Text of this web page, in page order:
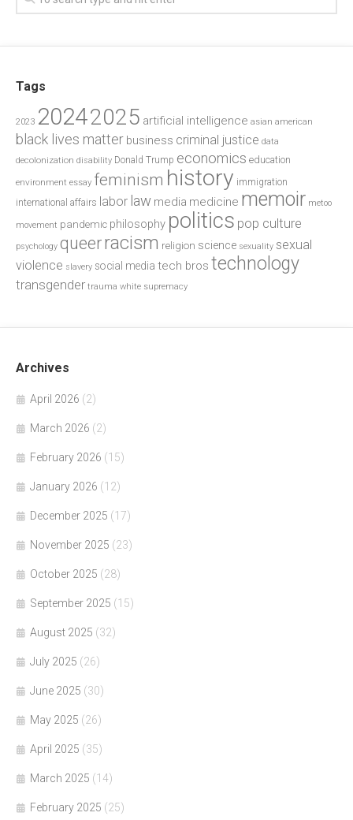
Tags
2023 20242025 artificial intelligence asian american
black lives matter business criminal justice data
decolonization disability Donald Trump economics education
environment essay feminism history immigration
international affairs labor law media medicine memoir metoo
movement pandemic philosophy politics pop culture
psychology queerracism religion science sexuality sexual
violence slavery social media tech bros technology
transgender trauma white supremacy
Archives
April 2026 (2)
March 2026 (2)
February 2026 (15)
January 2026 (12)
December 2025 (17)
November 2025 (23)
October 2025 (28)
September 2025 (15)
August 2025 (32)
July 2025 (26)
June 2025 (30)
May 2025 (26)
April 2025 (35)
March 2025 (14)
February 2025 (25)